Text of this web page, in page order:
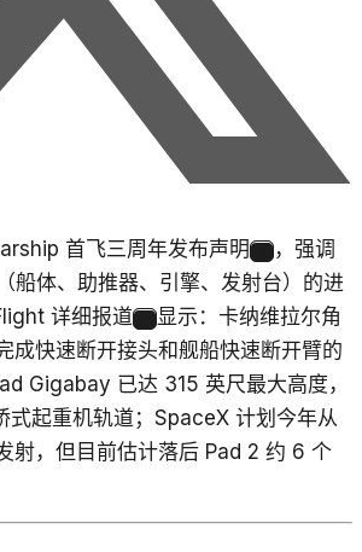
首飞三周年发布声明
，强调
船体、助推器、引擎、发射台）的进
详细报道
显示：卡纳维拉尔角
成快速断开接头和舰船快速断开臂的
Gigabay 已达 315 英尺最大高度，
起重机轨道；SpaceX 计划今年从
射，但目前估计落后 Pad 2 约 6 个